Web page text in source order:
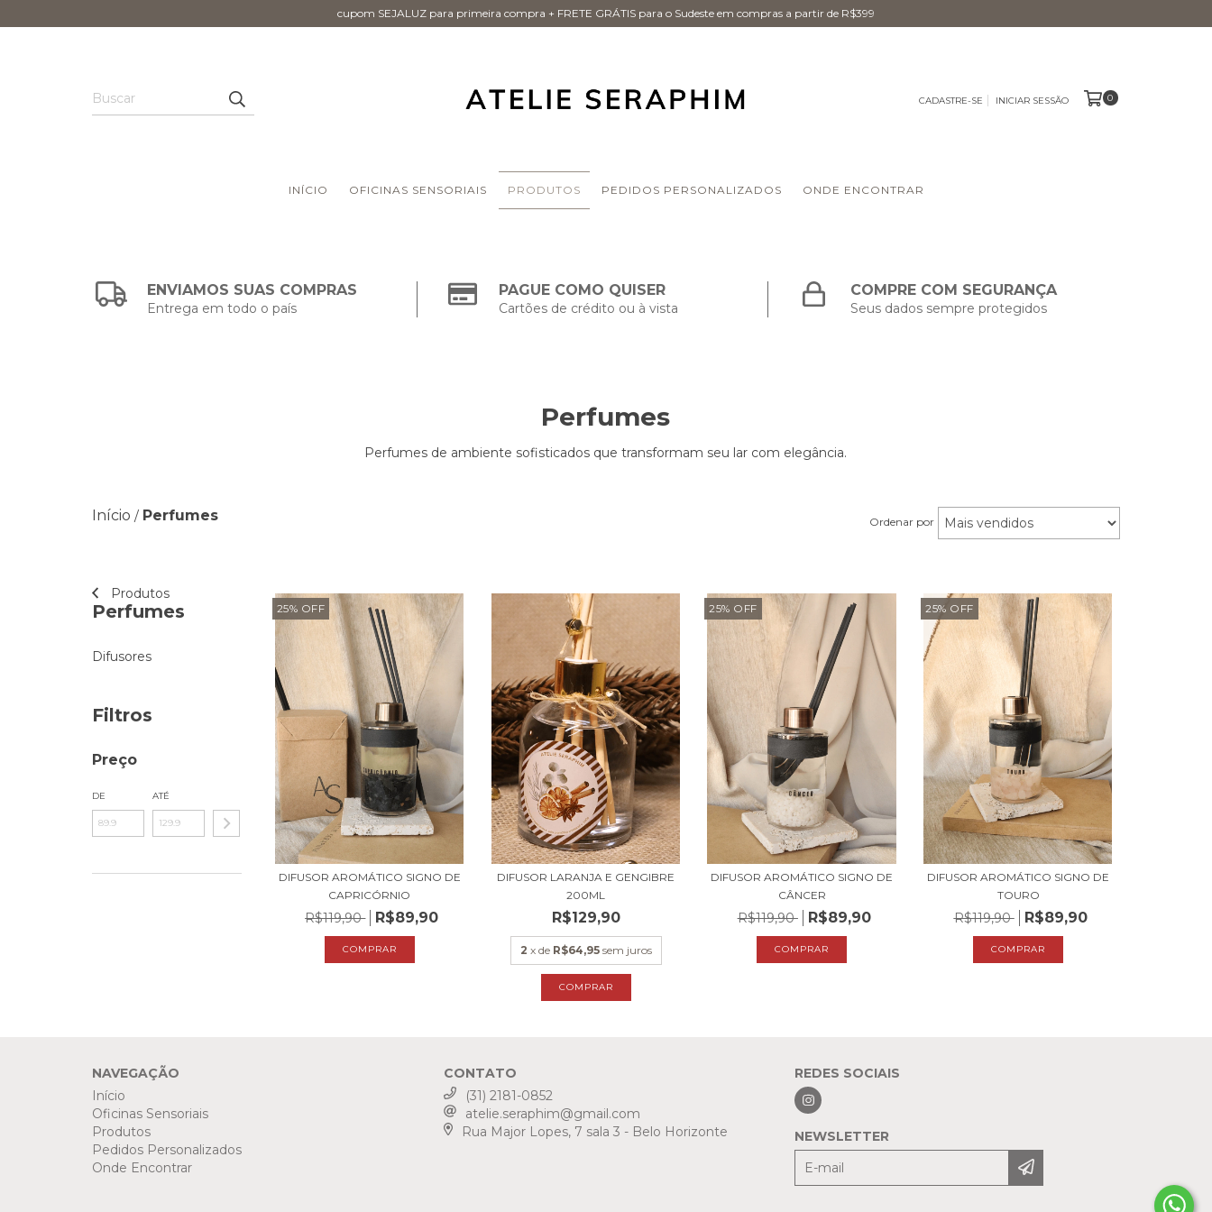
cupom SEJALUZ para primeira compra + FRETE GRÁTIS para o Sudeste em compras a partir de R$399
CADASTRE-SE INICIAR SESSÃO 0
INÍCIO OFICINAS SENSORIAIS PRODUTOS PEDIDOS PERSONALIZADOS ONDE ENCONTRAR
ENVIAMOS SUAS COMPRAS
Entrega em todo o país
PAGUE COMO QUISER
Cartões de crédito ou à vista
COMPRE COM SEGURANÇA
Seus dados sempre protegidos
Perfumes
Perfumes de ambiente sofisticados que transformam seu lar com elegância.
Início / Perfumes Ordenar por
Produtos
Perfumes
Difusores
Filtros
Preço
DE ATÉ
25% OFF
DIFUSOR AROMÁTICO SIGNO DE
CAPRICÓRNIO
R$119,90 R$89,90
DIFUSOR LARANJA E GENGIBRE
200ML
R$129,90
2 x de R$64,95 sem juros
25% OFF
DIFUSOR AROMÁTICO SIGNO DE
CÂNCER
R$119,90 R$89,90
25% OFF
DIFUSOR AROMÁTICO SIGNO DE
TOURO
R$119,90 R$89,90
NAVEGAÇÃO
Início
Oficinas Sensoriais
Produtos
Pedidos Personalizados
Onde Encontrar
CONTATO
(31) 2181-0852
atelie.seraphim@gmail.com
Rua Major Lopes, 7 sala 3 - Belo Horizonte
REDES SOCIAIS
NEWSLETTER